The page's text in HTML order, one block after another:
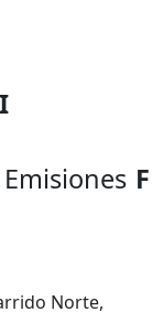
Emisiones F
Norte,